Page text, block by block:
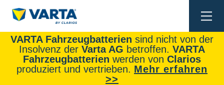
VARTA Fahrzeugbatterien sind nicht von der
Insolvenz der Varta AG betroffen. VARTA
Fahrzeugbatterien werden von Clarios
produziert und vertrieben. Mehr erfahren
>>